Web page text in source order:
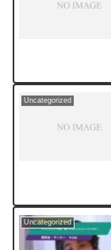
Uncategorized
Uncategorized